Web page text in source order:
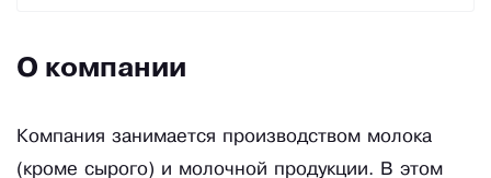
О компании
Компания занимается производством молока
(кроме сырого) и молочной продукции. В этом